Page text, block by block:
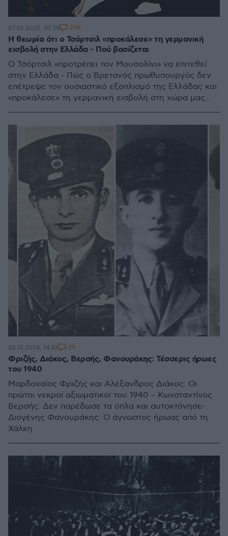
Η θεωρία ότι ο Τσόρτσιλ «προκάλεσε» τη γερμανική
εισβολή στην Ελλάδα - Πού βασίζεται
Ο Τσόρτσιλ «προτρέπει τον Μουσολίνι» να επιτεθεί
στην Ελλάδα - Πώς ο Βρετανός πρωθυπουργός δεν
επέτρεψε τον ουσιαστικό εξοπλισμό της Ελλάδας και
«προκάλεσε» τη γερμανική εισβολή στη χώρα μας...
07.02.2025, 07:39 298
Φριζής, Διάκος, Βερσής, Φανουράκης: Τέσσερις ήρωες
του 1940
Μαρδοχαίος Φριζής και Αλέξανδρος Διάκος: Οι
πρώτοι νεκροί αξιωματικοί του 1940 – Κωνσταντίνος
Βερσής: Δεν παρέδωσε τα όπλα και αυτοκτόνησε-
Διογένης Φανουράκης: Ο άγνωστος ήρωας από τη
Χάλκη
28.10.2024, 14:42 29